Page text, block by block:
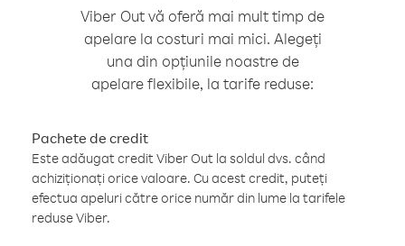
Viber Out vă oferă mai mult timp de
apelare la costuri mai mici. Alegeți
una din opțiunile noastre de
apelare flexibile, la tarife reduse:
Pachete de credit
Este adăugat credit Viber Out la soldul dvs. când
achiziționați orice valoare. Cu acest credit, puteți
efectua apeluri către orice număr din lume la tarifele
reduse Viber.